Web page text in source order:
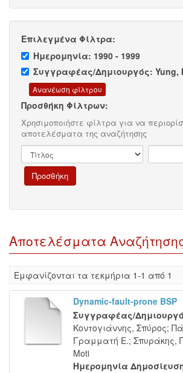
Επιλεγμένα Φίλτρα:
Ημερομηνία: 1990 - 1999
Συγγραφέας/Δημιουργός: Yung,
Προσθήκη Φίλτρων:
Χρησιμοποιήστε φίλτρα για να
αποτελέσματα της αναζήτησης
Αποτελέσματα
Eμφανίζονται τα τεκμήρια 1-1 από 1
Dynamic-fault-prone BSP
Συγγραφέας/
Κοντογιάννης, Σπύρος;
Γραμματή Ε.; Σπυράκης,
Moti
Ημερομηνία